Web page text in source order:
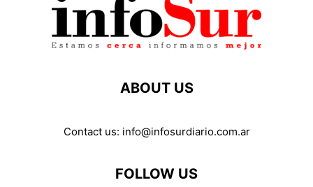
ABOUT US
Contact us: info@infosurdiario.com.ar
FOLLOW US